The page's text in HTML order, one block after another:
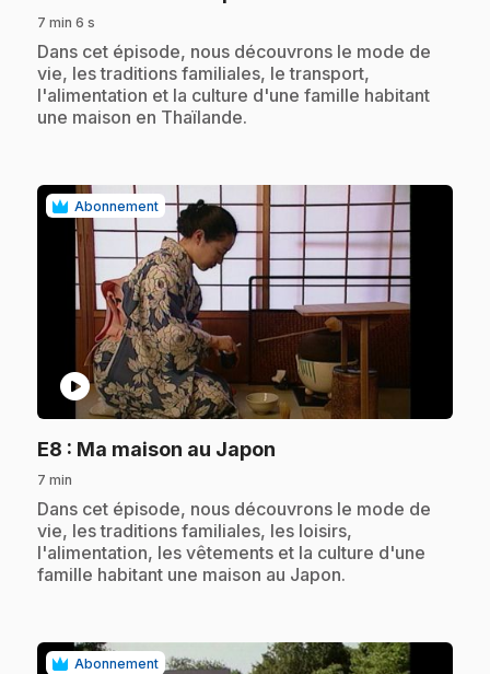
7 min 6 s
.Dans cet épisode, nous découvrons le mode de
vie, les traditions familiales, le transport,
l'alimentation et la culture d'une famille habitant
une maison en Thaïlande.
Abonnement
play_circle
E8 : Ma maison au Japon
7 min
.Dans cet épisode, nous découvrons le mode de
vie, les traditions familiales, les loisirs,
l'alimentation, les vêtements et la culture d'une
famille habitant une maison au Japon.
Abonnement